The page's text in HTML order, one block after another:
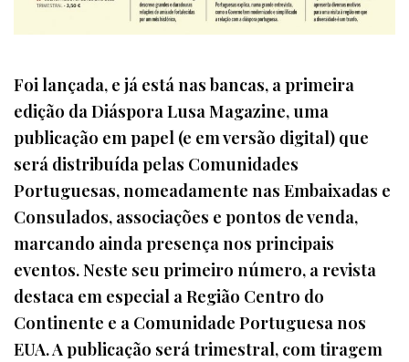
Foi lançada, e já está nas bancas, a primeira
edição da Diáspora Lusa Magazine, uma
publicação em papel (e em versão digital) que
será distribuída pelas Comunidades
Portuguesas, nomeadamente nas Embaixadas e
Consulados, associações e pontos de venda,
marcando ainda presença nos principais
eventos. Neste seu primeiro número, a revista
destaca em especial a Região Centro do
Continente e a Comunidade Portuguesa nos
EUA. A publicação será trimestral, com tiragem